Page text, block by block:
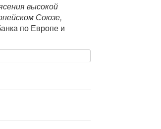
высокой
Союзе,
по Европе и